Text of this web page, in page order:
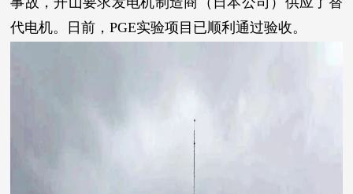
代电机。日前，PGE实验项目已顺利通过验收。